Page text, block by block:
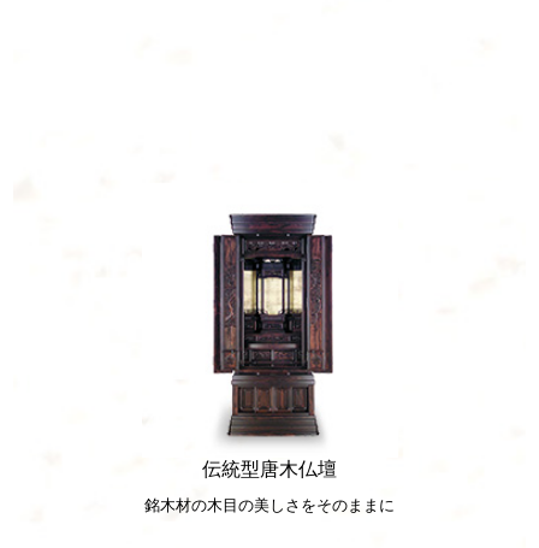
伝統型唐木仏壇
銘木材の木目の美しさをそのままに
家具調小型仏壇
洋間に合わせた新しい小型仏壇